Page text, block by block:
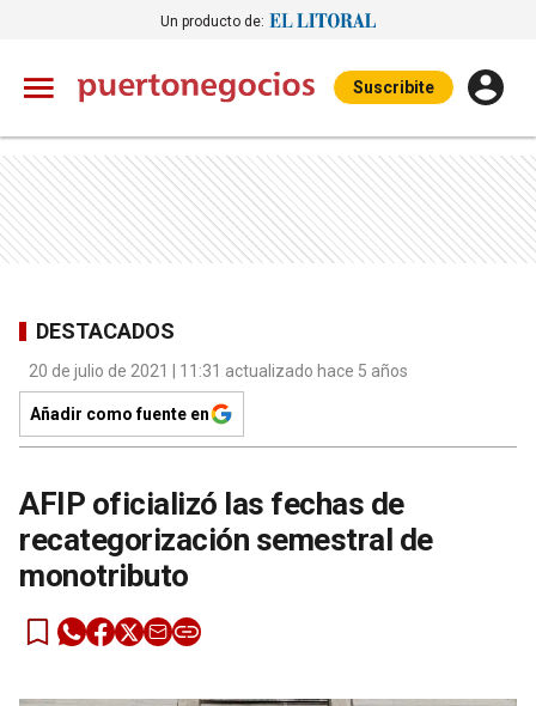
Un producto de:
Suscribite
DESTACADOS
20 de julio de 2021 | 11:31 actualizado hace 5 años
Añadir como fuente en
AFIP oficializó las fechas de
recategorización semestral de
monotributo